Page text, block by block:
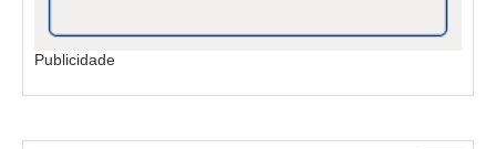
Publicidade